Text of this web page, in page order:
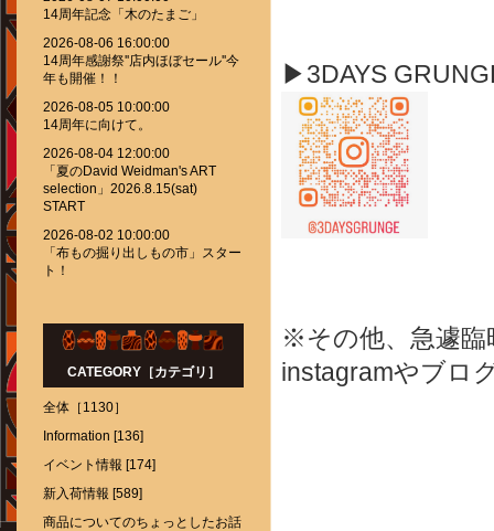
▶3DAYS
※その他、急遽臨
instagramやブロ
14周年記念「木のたまご」
2026-08-06 16:00:00
14周年感謝祭''店内ほぼセール''今
年も開催！！
2026-08-05 10:00:00
14周年に向けて。
2026-08-04 12:00:00
「夏のDavid Weidman's ART
selection」2026.8.15(sat)
START
2026-08-02 10:00:00
「布もの掘り出しもの市」スター
ト！
CATEGORY［カテゴリ］
全体［1130］
Information [136]
イベント情報 [174]
新入荷情報 [589]
商品についてのちょっとしたお話